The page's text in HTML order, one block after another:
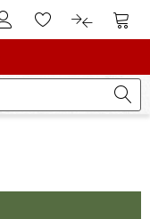
Till kundkontotTill minneslistan.
Till Till